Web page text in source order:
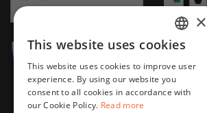
HUNGARIAN
ENGLISH
×
This website uses cookies
This website uses cookies to improve user
experience. By using our website you
consent to all cookies in accordance with
our Cookie Policy. Read more